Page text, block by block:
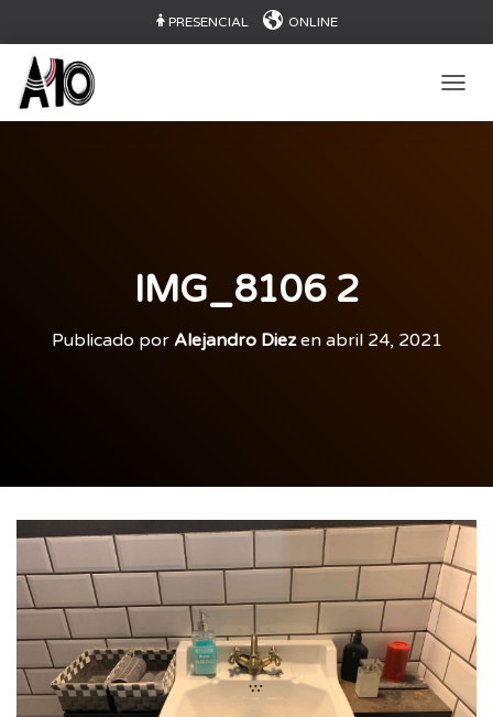
PRESENCIAL ONLINE
IMG_8106 2
Publicado por Alejandro Diezen abril 24, 2021